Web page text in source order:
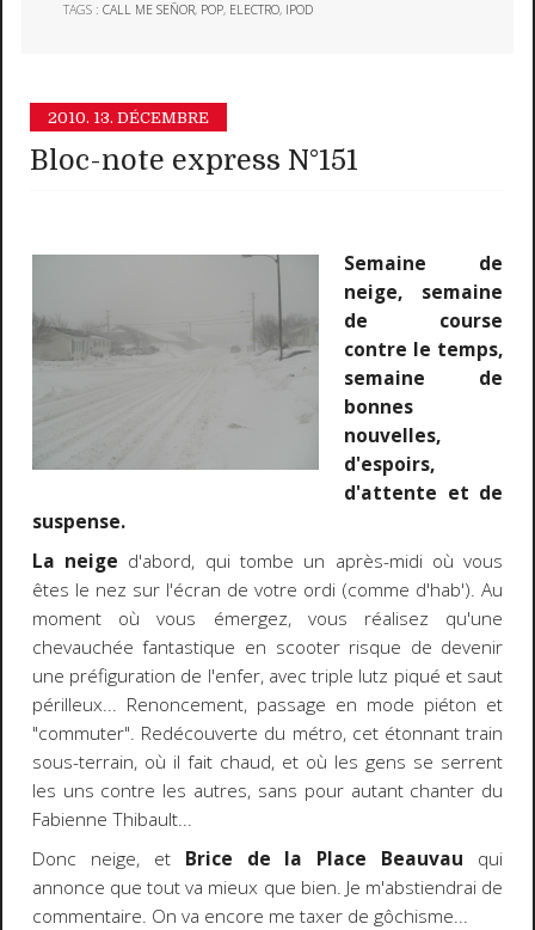
TAGS :CALL ME SEÑOR, POP, ELECTRO, IPOD
2010. 13. DÉCEMBRE
Bloc-note express N°151
Semaine de
neige, semaine
de course
contre le temps,
semaine de
bonnes
nouvelles,
d'espoirs,
d'attente et de
suspense.
La neige d'abord, qui tombe un après-midi où vous
êtes le nez sur l'écran de votre ordi (comme d'hab'). Au
moment où vous émergez, vous réalisez qu'une
chevauchée fantastique en scooter risque de devenir
une préfiguration de l'enfer, avec triple lutz piqué et saut
périlleux... Renoncement, passage en mode piéton et
"commuter". Redécouverte du métro, cet étonnant train
sous-terrain, où il fait chaud, et où les gens se serrent
les uns contre les autres, sans pour autant chanter du
Fabienne Thibault...
Donc neige, et Brice de la Place Beauvau qui
annonce que tout va mieux que bien. Je m'abstiendrai de
commentaire. On va encore me taxer de gôchisme...